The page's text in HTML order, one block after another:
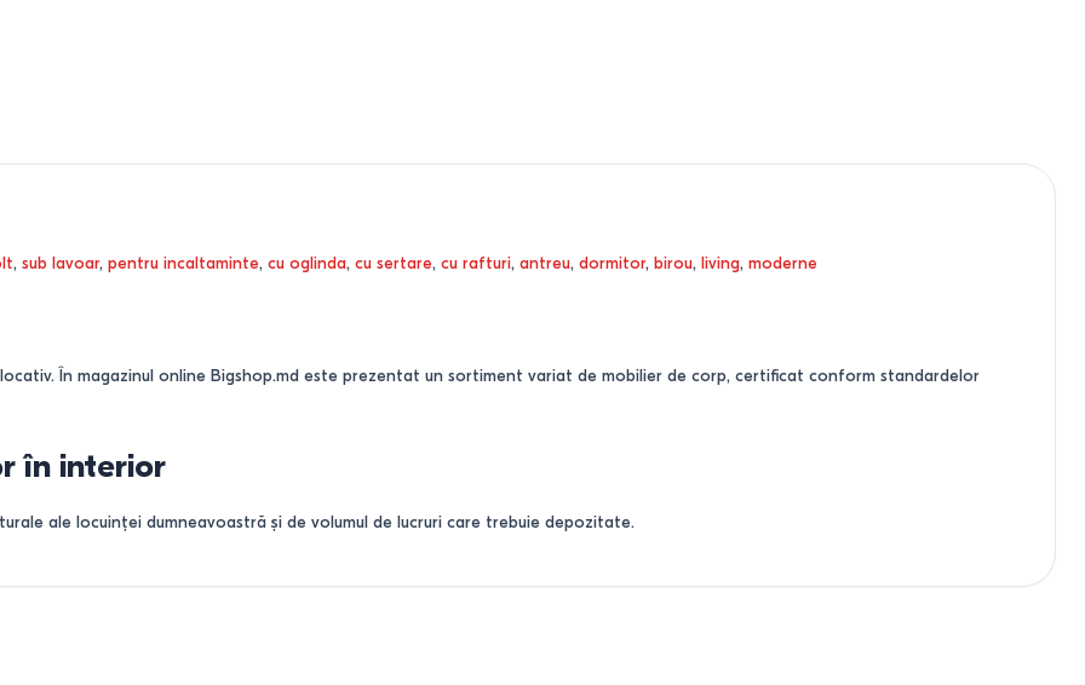
, sub lavoar, pentru incaltaminte, cu oglinda, cu sertare, cu rafturi, antreu, dormitor, birou, living, moderne
În magazinul online Bigshop.md este prezentat un sortiment variat de mobilier de corp, certificat conform standardelor
în interior
ale locuinței dumneavoastră și de volumul de lucruri care trebuie depozitate.